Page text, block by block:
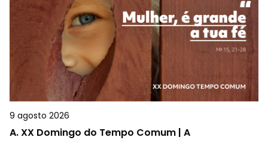
9 agosto 2026
A.XX Domingo do Tempo Comum | A